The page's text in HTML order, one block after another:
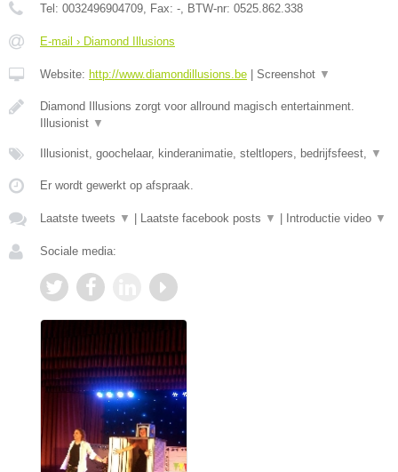
Tel: 0032496904709 , Fax: - , BTW-nr: 0525.862.338
E-mail › Diamond Illusions
Website: http://www.diamondillusions.be Screenshot ▼
Diamond Illusions zorgt voor allround magisch entertainment.
Illusionist ▼
Illusionist, goochelaar, kinderanimatie, steltlopers, bedrijfsfeest, ▼
Er wordt gewerkt op afspraak.
Laatste tweets ▼ Laatste facebook posts ▼ Introductie video ▼
Sociale media: